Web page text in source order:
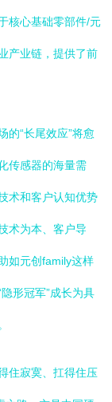
核心基础零部件/元
产业链，提供了前
的“长尾效应”将愈
传感器的海量需
术和客户认知优势
术为本、客户导
如元创family这样
形冠军”成长为具
住寂寞、扛得住压